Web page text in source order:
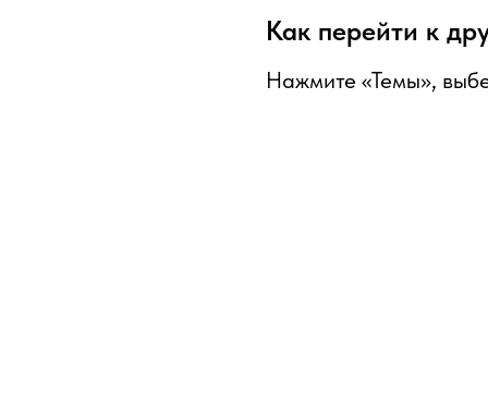
Нажмите «Темы»,
Как перейти к